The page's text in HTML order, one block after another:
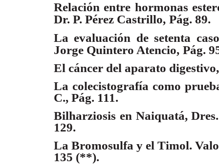
Relación entre hormonas
Dr. P. Pérez Castrillo, Pág. 89.
La evaluación de setenta
Jorge Quintero Atencio, Pág.
El cáncer del aparato
La colecistografía como
C., Pág. 111.
Bilharziosis en Naiquatá,
129.
La Bromosulfa y el Timol.
135 (**).